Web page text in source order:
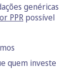
genéricas
PPR possível
quem investe